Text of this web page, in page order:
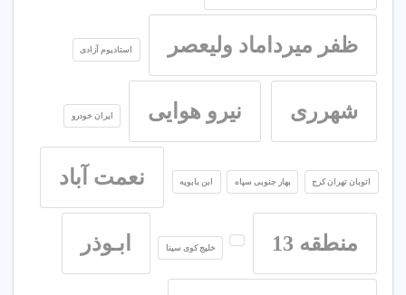
ظفر میرداماد ولیعصر استادیوم آزادی
شهرری نیرو هوایی ایران خودرو
اتوبان تهران کرج بهار جنوبی سپاه ابن بابویه نعمت آباد
منطقه 13 خلیج کوی سینا ابـوذر